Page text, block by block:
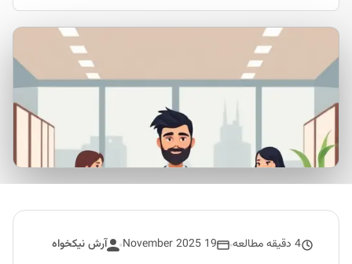
4 دقیقه مطالعه 19 November 2025 آرش نیکخواه